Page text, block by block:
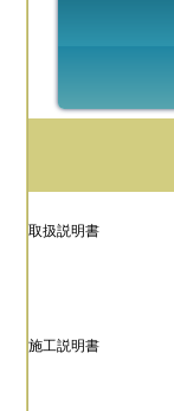
取扱説明書
施工説明書